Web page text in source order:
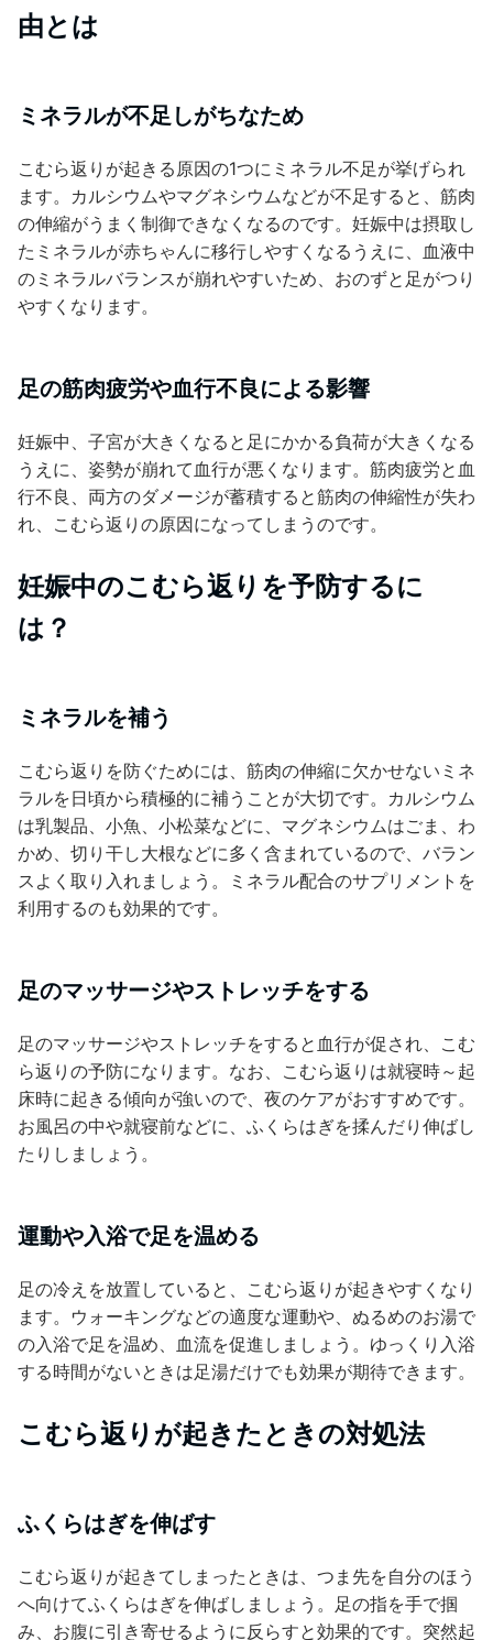
由とは
ミネラルが不足しがちなため
こむら返りが起きる原因の1つにミネラル不足が挙げられ
ます。カルシウムやマグネシウムなどが不足すると、筋肉
の伸縮がうまく制御できなくなるのです。妊娠中は摂取し
たミネラルが赤ちゃんに移行しやすくなるうえに、血液中
のミネラルバランスが崩れやすいため、おのずと足がつり
やすくなります。
足の筋肉疲労や血行不良による影響
妊娠中、子宮が大きくなると足にかかる負荷が大きくなる
うえに、姿勢が崩れて血行が悪くなります。筋肉疲労と血
行不良、両方のダメージが蓄積すると筋肉の伸縮性が失わ
れ、こむら返りの原因になってしまうのです。
妊娠中のこむら返りを予防するに
は？
ミネラルを補う
こむら返りを防ぐためには、筋肉の伸縮に欠かせないミネ
ラルを日頃から積極的に補うことが大切です。カルシウム
は乳製品、小魚、小松菜などに、マグネシウムはごま、わ
かめ、切り干し大根などに多く含まれているので、バラン
スよく取り入れましょう。ミネラル配合のサプリメントを
利用するのも効果的です。
足のマッサージやストレッチをする
足のマッサージやストレッチをすると血行が促され、こむ
ら返りの予防になります。なお、こむら返りは就寝時～起
床時に起きる傾向が強いので、夜のケアがおすすめです。
お風呂の中や就寝前などに、ふくらはぎを揉んだり伸ばし
たりしましょう。
運動や入浴で足を温める
足の冷えを放置していると、こむら返りが起きやすくなり
ます。ウォーキングなどの適度な運動や、ぬるめのお湯で
の入浴で足を温め、血流を促進しましょう。ゆっくり入浴
する時間がないときは足湯だけでも効果が期待できます。
こむら返りが起きたときの対処法
ふくらはぎを伸ばす
こむら返りが起きてしまったときは、つま先を自分のほう
へ向けてふくらはぎを伸ばしましょう。足の指を手で掴
み、お腹に引き寄せるように反らすと効果的です。突然起